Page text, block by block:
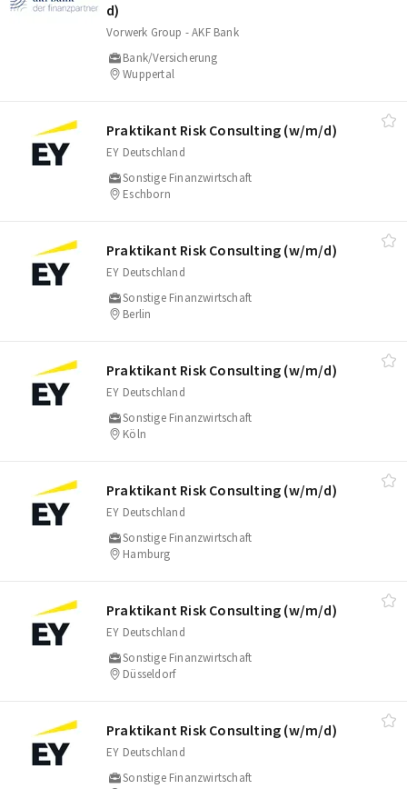
d)
Vorwerk Group - AKF Bank
Bank/Versicherung
Wuppertal
Praktikant Risk Consulting (w/​m/​d)
EY Deutschland
Sonstige Finanzwirtschaft
Eschborn
Praktikant Risk Consulting (w/​m/​d)
EY Deutschland
Sonstige Finanzwirtschaft
Berlin
Praktikant Risk Consulting (w/​m/​d)
EY Deutschland
Sonstige Finanzwirtschaft
Köln
Praktikant Risk Consulting (w/​m/​d)
EY Deutschland
Sonstige Finanzwirtschaft
Hamburg
Praktikant Risk Consulting (w/​m/​d)
EY Deutschland
Sonstige Finanzwirtschaft
Düsseldorf
Praktikant Risk Consulting (w/​m/​d)
EY Deutschland
Sonstige Finanzwirtschaft